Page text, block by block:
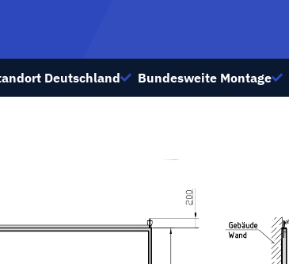
Deutschland Bundesweite Montage